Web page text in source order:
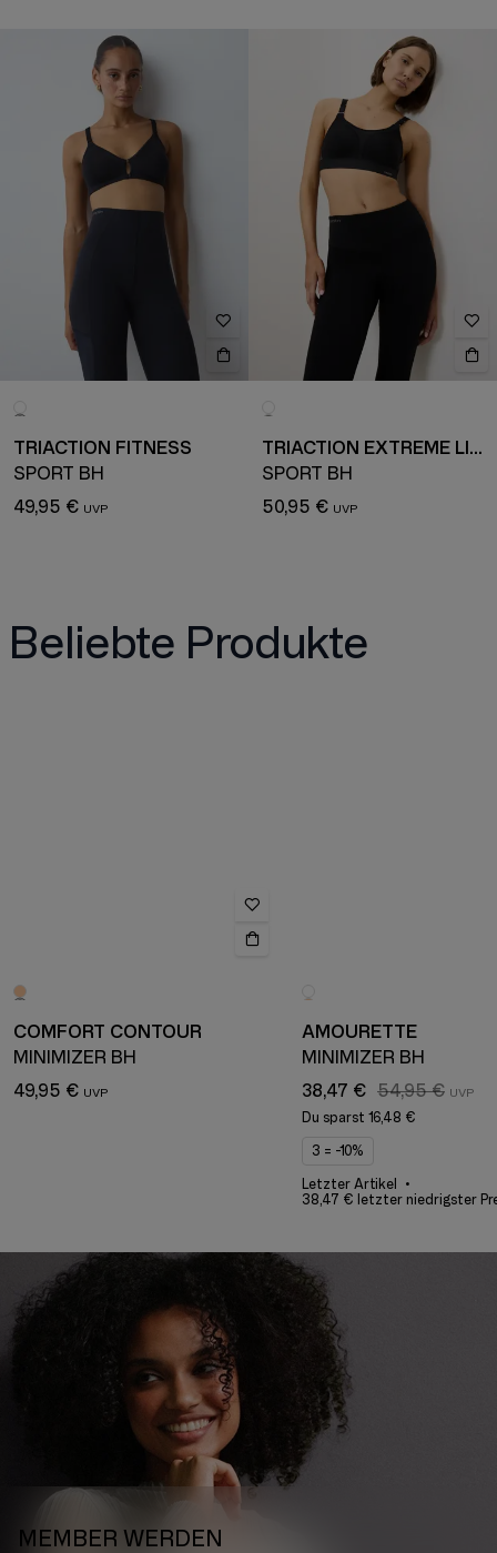
TRIACTION FITNESS
SPORT BH
49,95 €
TRIACTION EXTREME LITE
SPORT BH
50,95 €
Beliebte Produkte
COMFORT CONTOUR
MINIMIZER BH
49,95 €
AMOURETTE
MINIMIZER BH
38,47 € 54,95 €
Du sparst 16,48 €
3 = -10%
Letzter Artikel
38,47 € letzter niedrigster
MEMBER WERDEN